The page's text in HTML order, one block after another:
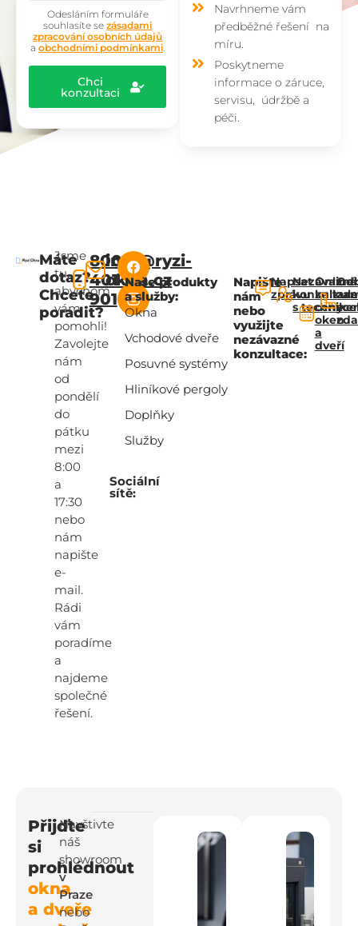
Odesláním formuláře
souhlasíte se zásadami
zpracování osobních údajů
a obchodními podmínkami
Chci
konzultaci
Navrhneme vám
předběžné řešení na
míru.
Poskytneme
informace o záruce,
servisu, údržbě a
péči.
Máte
dotaz?
Chcete
poradit?
Jsme
tu,
abychom
vám
pomohli!
Zavolejte
nám
od
pondělí
do
pátku
mezi
8:00
a
17:30
nebo
nám
napište
e-
mail.
Rádi
vám
poradíme
a
najdeme
společné
řešení.
800
401
901
info@ryzi-
okna.cz
Sociální
sítě:
Naše produkty
a služby:
Okna
Vchodové dveře
Posuvné systémy
Hliníkové pergoly
Doplňky
Služby
Napište
nám
nebo
využijte
nezávazné
konzultace:
Napsat
zprávu
Nezávazná
konzultace
s
Online
ceny
oken
a
dveří
Přijďte
si
prohlédnout
okna
a dveře
Navštivte
náš
showroom
v
Praze
nebo